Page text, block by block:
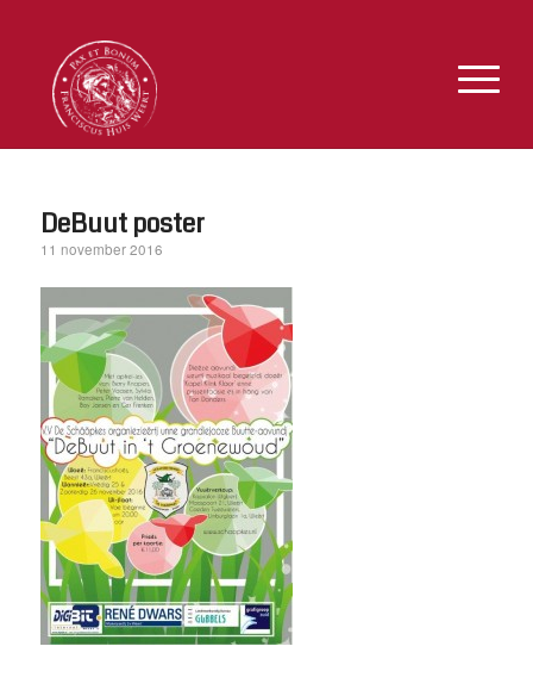
DeBuut poster
11 november 2016